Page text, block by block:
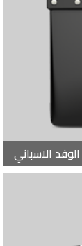
الوفد الاسباني